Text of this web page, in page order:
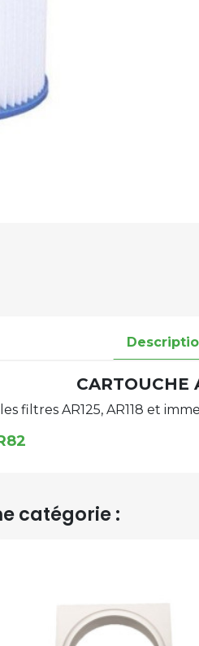
CARTOUCHE
filtres AR125, AR118 et
catégorie :